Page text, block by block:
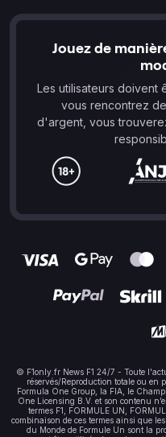
Jouez de
Les utilisateurs doivent
vous rencontrez
d'argent, vous
© F1only.fr News F1 24/7 - Toute
réservés/Reproduction totale ou en
Formula One Group, la FIA, le
One Licensing B.V. et son contenu
termes F1, FORMULE UN,
combinaison de ces termes ainsi que
du Monde de Formule Un sont la